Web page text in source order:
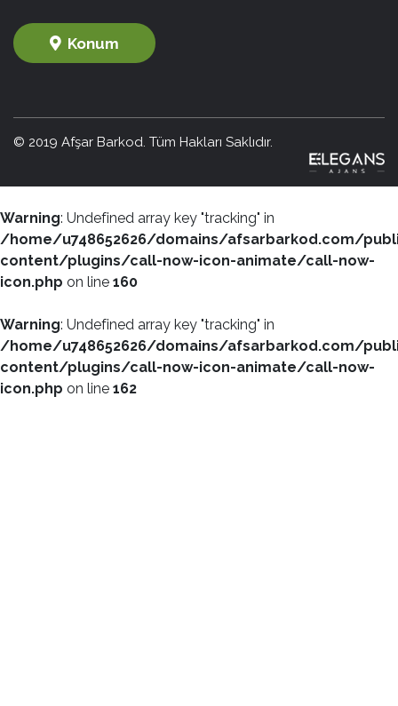
Konum
© 2019 Afşar Barkod. Tüm Hakları Saklıdır.
Warning: Undefined array key "tracking" in
/home/u748652626/domains/afsarbarkod.com/
content/plugins/call-now-icon-animate/call-now-
icon.php on line 160
Warning: Undefined array key "tracking" in
/home/u748652626/domains/afsarbarkod.com/
content/plugins/call-now-icon-animate/call-now-
icon.php on line 162